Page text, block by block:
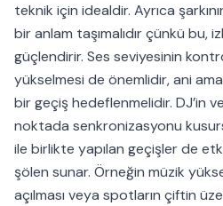
teknik için idealdir. Ayrıca
bir anlam taşımalıdır çünkü bu,
güçlendirir. Ses seviyesinin
yükselmesi de önemlidir, ani
bir geçiş hedeflenmelidir. DJ’in
noktada senkronizasyonu
ile birlikte yapılan geçişler de
şölen sunar. Örneğin müzik
açılması veya spotların çiftin